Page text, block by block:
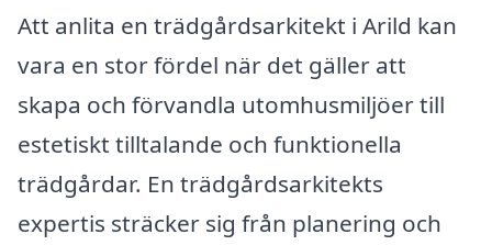
Att anlita en trädgårdsarkitekt i Arild kan
vara en stor fördel när det gäller att
skapa och förvandla utomhusmiljöer till
estetiskt tilltalande och funktionella
trädgårdar. En trädgårdsarkitekts
expertis sträcker sig från planering och